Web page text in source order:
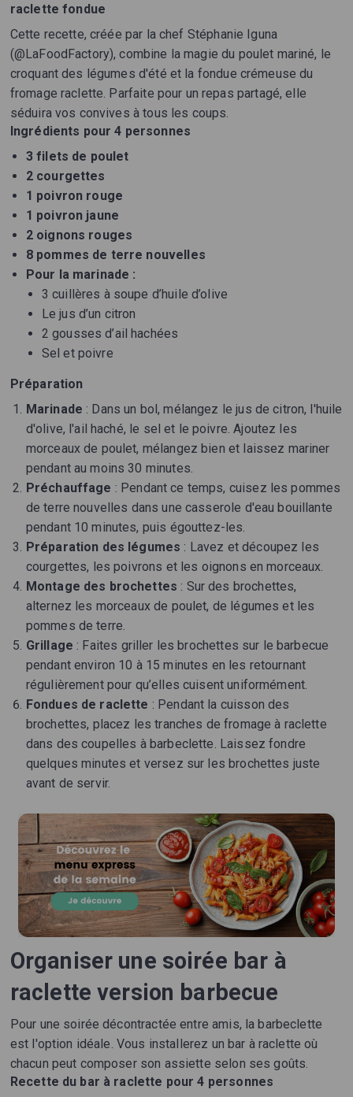
raclette fondue
Cette recette, créée par la chef Stéphanie Iguna
(@LaFoodFactory), combine la magie du poulet mariné, le
croquant des légumes d'été et la fondue crémeuse du
fromage raclette. Parfaite pour un repas partagé, elle
séduira vos convives à tous les coups.
Ingrédients pour 4 personnes
3 filets de poulet
2 courgettes
1 poivron rouge
1 poivron jaune
2 oignons rouges
8 pommes de terre nouvelles
Pour la marinade :
3 cuillères à soupe d’huile d’olive
Le jus d’un citron
2 gousses d’ail hachées
Sel et poivre
Préparation
Marinade : Dans un bol, mélangez le jus de citron, l'huile
d'olive, l'ail haché, le sel et le poivre. Ajoutez les
morceaux de poulet, mélangez bien et laissez mariner
pendant au moins 30 minutes.
Préchauffage : Pendant ce temps, cuisez les pommes
de terre nouvelles dans une casserole d'eau bouillante
pendant 10 minutes, puis égouttez-les.
Préparation des légumes : Lavez et découpez les
courgettes, les poivrons et les oignons en morceaux.
Montage des brochettes : Sur des brochettes,
alternez les morceaux de poulet, de légumes et les
pommes de terre.
Grillage : Faites griller les brochettes sur le barbecue
pendant environ 10 à 15 minutes en les retournant
régulièrement pour qu’elles cuisent uniformément.
Fondues de raclette : Pendant la cuisson des
brochettes, placez les tranches de fromage à raclette
dans des coupelles à barbeclette. Laissez fondre
quelques minutes et versez sur les brochettes juste
avant de servir.
Organiser une soirée bar à
raclette version barbecue
Pour une soirée décontractée entre amis, la barbeclette
est l'option idéale. Vous installerez un bar à raclette où
chacun peut composer son assiette selon ses goûts.
Recette du bar à raclette pour 4 personnes